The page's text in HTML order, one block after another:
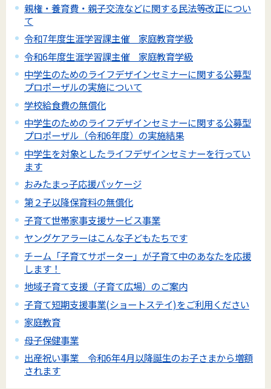
親権・養育費・親子交流などに関する民法等改正につい
て
令和7年度生涯学習課主催 家庭教育学級
令和6年度生涯学習課主催 家庭教育学級
中学生のためのライフデザインセミナーに関する公募型
プロポーザルの実施について
学校給食費の無償化
中学生のためのライフデザインセミナーに関する公募型
プロポーザル（令和6年度）の実施結果
中学生を対象としたライフデザインセミナーを行ってい
ます
おみたまっ子応援パッケージ
第２子以降保育料の無償化
子育て世帯家事支援サービス事業
ヤングケアラーはこんな子どもたちです
チーム「子育てサポーター」が子育て中のあなたを応援
します！
地域子育て支援（子育て広場）のご案内
子育て短期支援事業(ショートステイ)をご利用ください
家庭教育
母子保健事業
出産祝い事業 令和6年4月以降誕生のお子さまから増額
されます